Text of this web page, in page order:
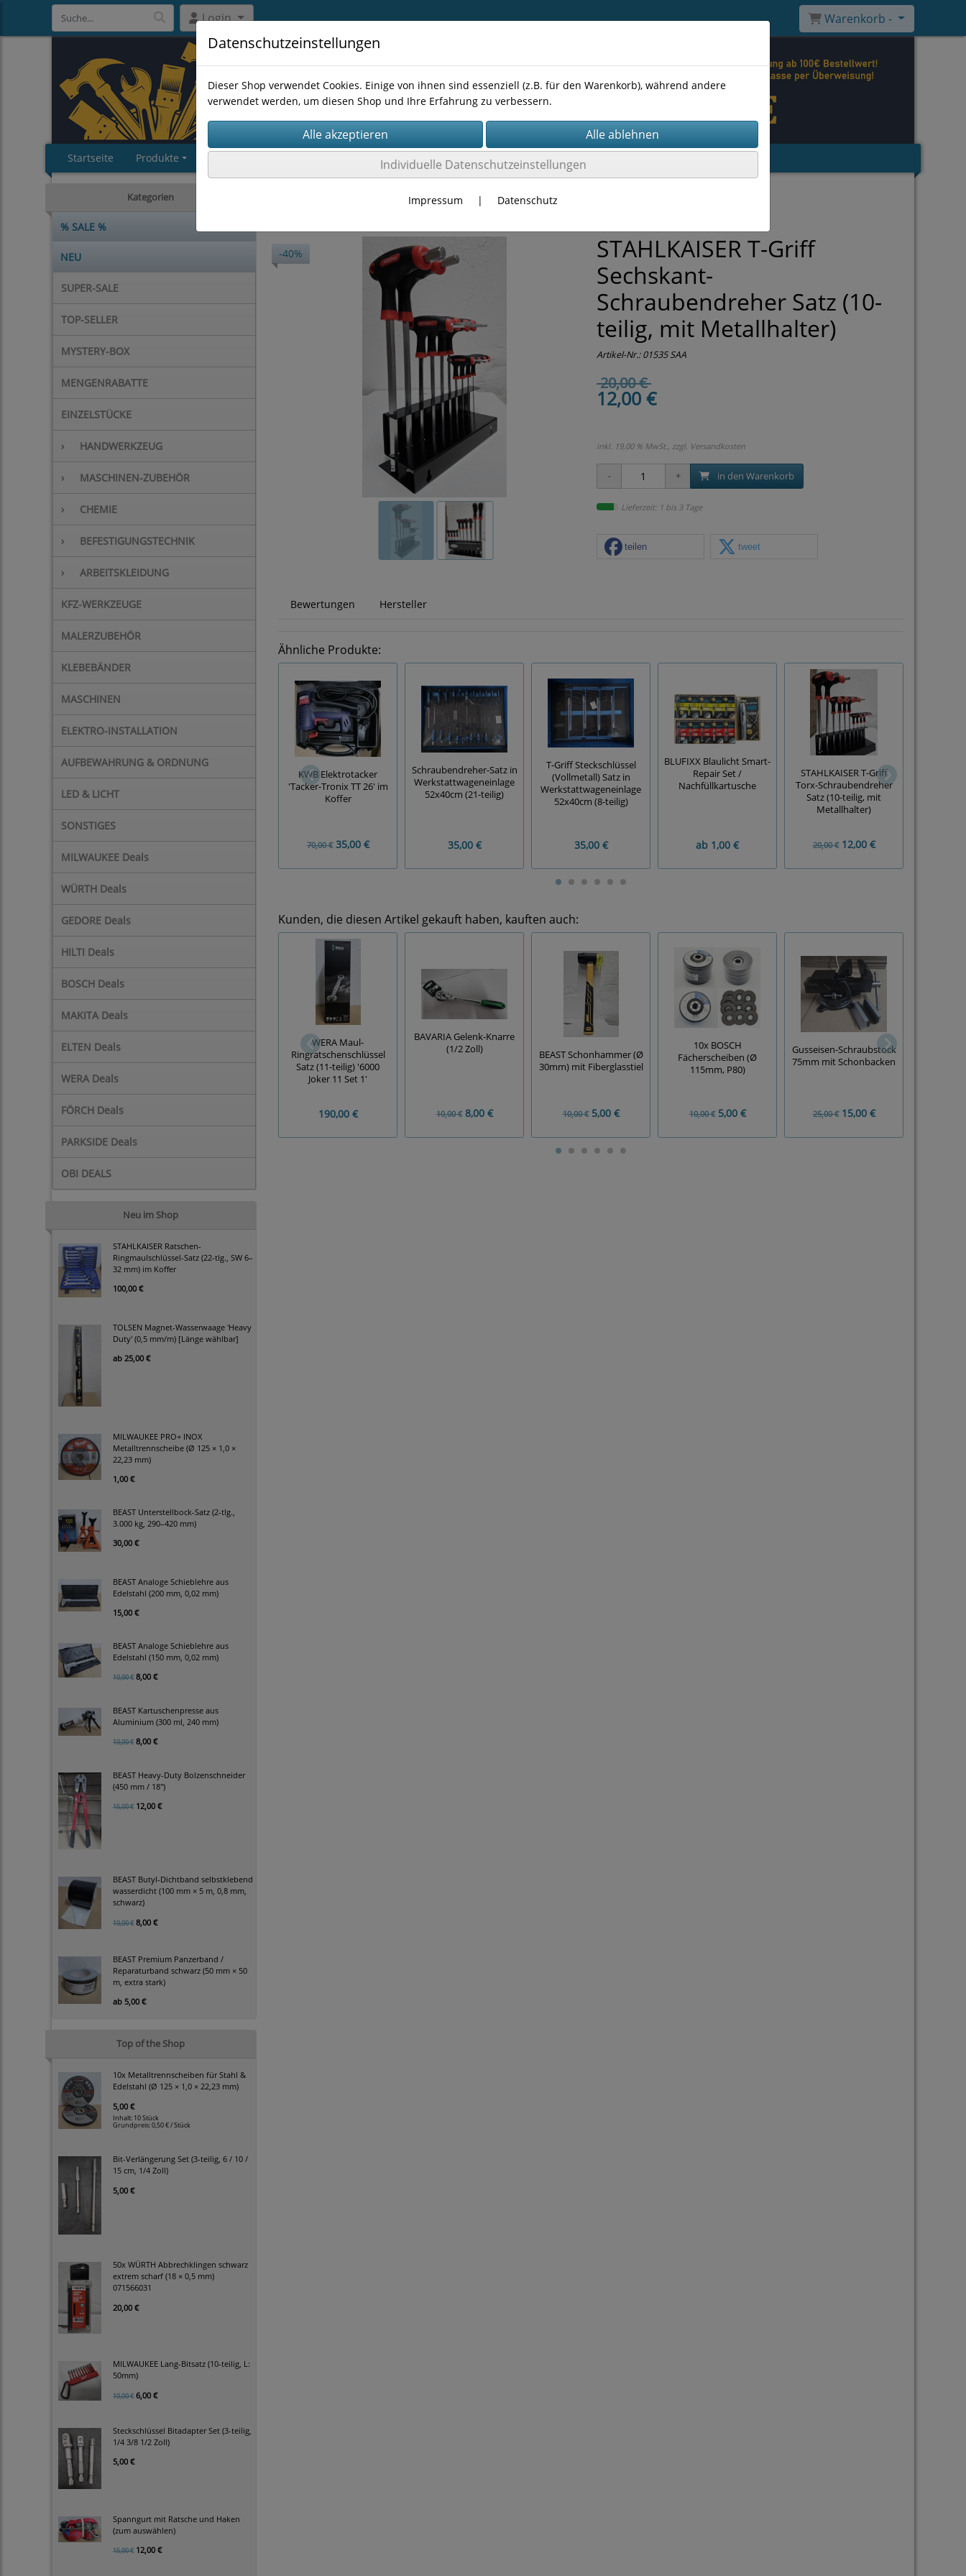
Login Warenkorb -
Startseite Produkte
Kategorien
% SALE %
NEU
SUPER-SALE
TOP-SELLER
MYSTERY-BOX
MENGENRABATTE
EINZELSTÜCKE
› HANDWERKZEUG
› MASCHINEN-ZUBEHÖR
› CHEMIE
› BEFESTIGUNGSTECHNIK
› ARBEITSKLEIDUNG
KFZ-WERKZEUGE
MALERZUBEHÖR
KLEBEBÄNDER
MASCHINEN
ELEKTRO-INSTALLATION
AUFBEWAHRUNG & ORDNUNG
LED & LICHT
SONSTIGES
MILWAUKEE Deals
WÜRTH Deals
GEDORE Deals
HILTI Deals
BOSCH Deals
MAKITA Deals
ELTEN Deals
WERA Deals
FÖRCH Deals
PARKSIDE Deals
OBI DEALS
Neu im Shop
STAHLKAISER Ratschen-
Ringmaulschlüssel-Satz (22-tlg., SW 6–
32 mm) im Koffer
100,00 €
TOLSEN Magnet-Wasserwaage 'Heavy
Duty' (0,5 mm/m) [Länge wählbar]
ab 25,00 €
MILWAUKEE PRO+ INOX
Metalltrennscheibe (Ø 125 × 1,0 ×
22,23 mm)
1,00 €
BEAST Unterstellbock-Satz (2-tlg.,
3.000 kg, 290–420 mm)
30,00 €
BEAST Analoge Schieblehre aus
Edelstahl (200 mm, 0,02 mm)
15,00 €
BEAST Analoge Schieblehre aus
Edelstahl (150 mm, 0,02 mm)
10,00 € 8,00 €
BEAST Kartuschenpresse aus
Aluminium (300 ml, 240 mm)
10,00 € 8,00 €
BEAST Heavy-Duty Bolzenschneider
(450 mm / 18")
15,00 € 12,00 €
BEAST Butyl-Dichtband selbstklebend
wasserdicht (100 mm × 5 m, 0,8 mm,
schwarz)
10,00 € 8,00 €
BEAST Premium Panzerband /
Reparaturband schwarz (50 mm × 50
m, extra stark)
ab 5,00 €
Top of the Shop
10x Metalltrennscheiben für Stahl &
Edelstahl (Ø 125 × 1,0 × 22,23 mm)
5,00 €
Inhalt: 10 Stück
Grundpreis:0,50 € / Stück
Bit-Verlängerung Set (3-teilig, 6 / 10 /
15 cm, 1/4 Zoll)
5,00 €
50x WÜRTH Abbrechklingen schwarz
extrem scharf (18 × 0,5 mm)
071566031
20,00 €
MILWAUKEE Lang-Bitsatz (10-teilig, L:
50mm)
10,00 € 6,00 €
Steckschlüssel Bitadapter Set (3-teilig,
1/4 3/8 1/2 Zoll)
5,00 €
Spanngurt mit Ratsche und Haken
(zum auswählen)
15,00 € 12,00 €
-40%
STAHLKAISER T-Griff
Sechskant-
Schraubendreher Satz (10-
teilig, mit Metallhalter)
Artikel-Nr.:01535 SAA
20,00 €
12,00 €
inkl. 19,00 % MwSt., zzgl. Versandkosten
in den Warenkorb
Lieferzeit: 1 bis 3 Tage
teilen tweet
Bewertungen Hersteller
Ähnliche Produkte:
KWB Elektrotacker
'Tacker-Tronix TT 26' im
Koffer
70,00 €35,00 €
Schraubendreher-Satz in
Werkstattwageneinlage
52x40cm (21-teilig)
35,00 €
T-Griff Steckschlüssel
(Vollmetall) Satz in
Werkstattwageneinlage
52x40cm (8-teilig)
35,00 €
BLUFIXX Blaulicht Smart-
Repair Set /
Nachfüllkartusche
ab 1,00 €
STAHLKAISER T-Griff
Torx-Schraubendreher
Satz (10-teilig, mit
Metallhalter)
20,00 €12,00 €
Kunden, die diesen Artikel gekauft haben, kauften auch:
WERA Maul-
Ringratschenschlüssel
Satz (11-teilig) '6000
Joker 11 Set 1'
190,00 €
BAVARIA Gelenk-Knarre
(1/2 Zoll)
10,00 €8,00 €
BEAST Schonhammer (Ø
30mm) mit Fiberglasstiel
10,00 €5,00 €
10x BOSCH
Fächerscheiben (Ø
115mm, P80)
10,00 €5,00 €
Gusseisen-Schraubstock
75mm mit Schonbacken
25,00 €15,00 €
Datenschutzeinstellungen
Dieser Shop verwendet Cookies. Einige von ihnen sind essenziell (z.B. für den Warenkorb), während andere
verwendet werden, um diesen Shop und Ihre Erfahrung zu verbessern.
Individuelle Datenschutzeinstellungen
Impressum | Datenschutz